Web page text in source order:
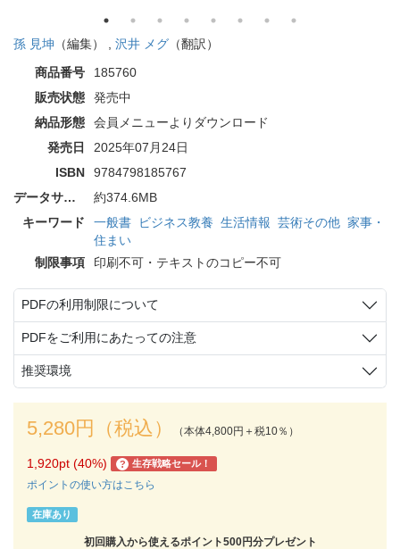
孫 見坤 （編集） , 沢井 メグ （翻訳）
商品番号
185760
販売状態
発売中
納品形態
会員メニューよりダウンロード
発売日
2025年07月24日
ISBN
9784798185767
データサイズ
約374.6MB
キーワード
一般書 ビジネス教養 生活情報 芸術その他 家事・
住まい
制限事項
印刷不可・テキストのコピー不可
PDFの利用制限について
PDFをご利用にあたっての注意
推奨環境
5,280円（税込） （本体4,800円＋税10％）
1,920pt (40%) ? 生存戦略セール！
ポイントの使い方はこちら
在庫あり
初回購入から使えるポイント500円分プレゼント